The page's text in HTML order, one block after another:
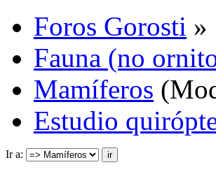
Foros Gorosti »
Fauna (no
Mamíferos
Estudio
Ir a: